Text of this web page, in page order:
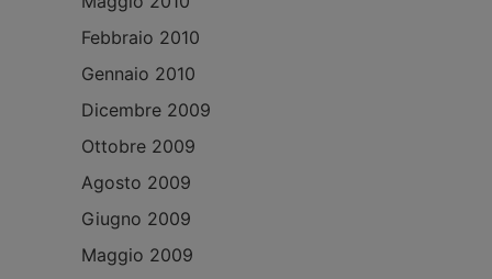
Febbraio 2010
Gennaio 2010
Dicembre 2009
Ottobre 2009
Agosto 2009
Giugno 2009
Maggio 2009